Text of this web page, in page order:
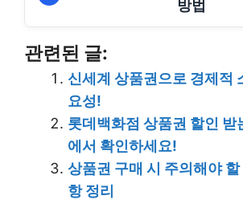
방법
관련된 글:
신세계 상품권으로 경제적
요성!
롯데백화점 상품권 할인 받
에서 확인하세요!
상품권 구매 시 주의해야
항 정리